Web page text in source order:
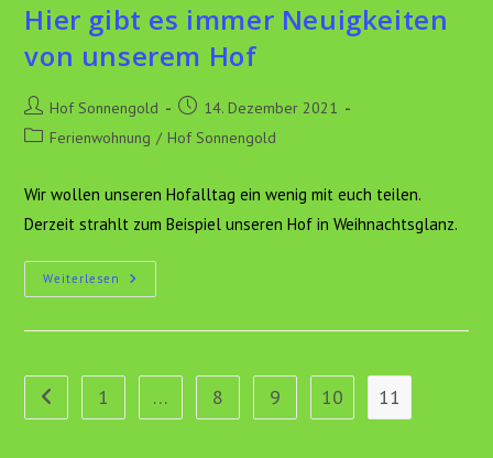
Hier gibt es immer Neuigkeiten
von unserem Hof
Beitrags-
Autor:
Hof Sonnengold
Beitrag
veröffentlicht:
14. Dezember 2021
Beitrags-
Ferienwohnung / Hof Sonnengold
Wir wollen unseren Hofalltag ein wenig mit euch teilen.
Derzeit strahlt zum Beispiel unseren Hof in Weihnachtsglanz.
Weiterlesen Hier
Gibt
Immer
Unserem
Zur vorherigen Seite
1 … 8 9 10 11